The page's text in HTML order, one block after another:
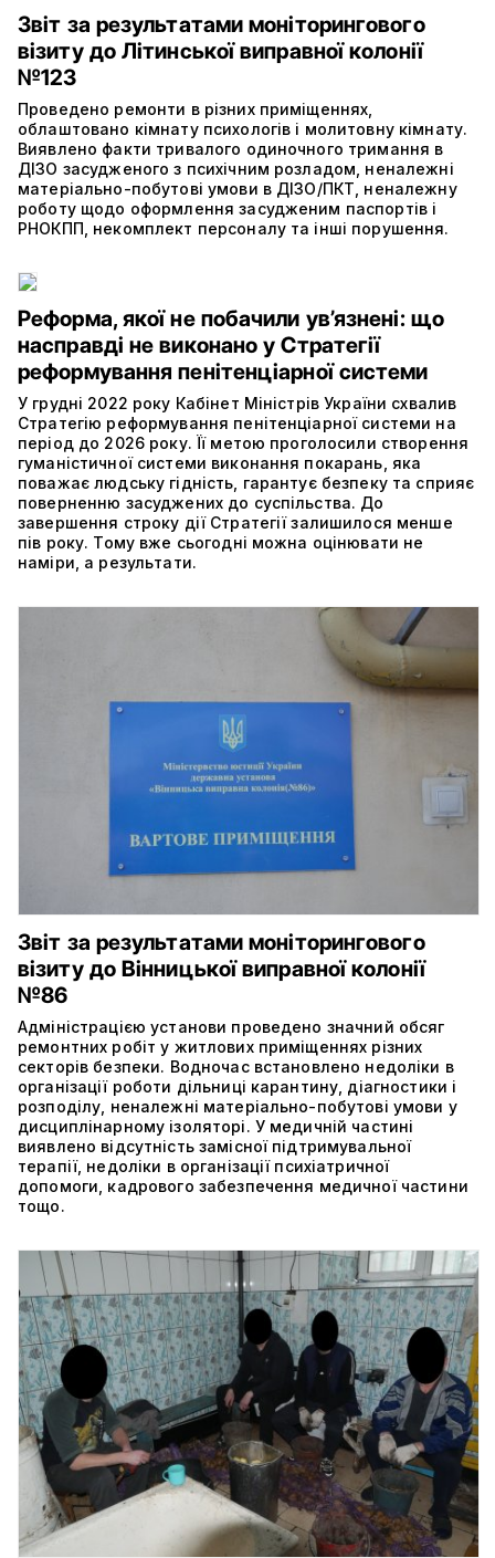
Звіт за результатами моніторингового
візиту до Літинської виправної колонії
№123
Проведено ремонти в різних приміщеннях,
облаштовано кімнату психологів і молитовну кімнату.
Виявлено факти тривалого одиночного тримання в
ДІЗО засудженого з психічним розладом, неналежні
матеріально-побутові умови в ДІЗО/ПКТ, неналежну
роботу щодо оформлення засудженим паспортів і
РНОКПП, некомплект персоналу та інші порушення.
Реформа, якої не побачили ув’язнені: що
насправді не виконано у Стратегії
реформування пенітенціарної системи
У грудні 2022 року Кабінет Міністрів України схвалив
Стратегію реформування пенітенціарної системи на
період до 2026 року. Її метою проголосили створення
гуманістичної системи виконання покарань, яка
поважає людську гідність, гарантує безпеку та сприяє
поверненню засуджених до суспільства. До
завершення строку дії Стратегії залишилося менше
пів року. Тому вже сьогодні можна оцінювати не
наміри, а результати.
Звіт за результатами моніторингового
візиту до Вінницької виправної колонії
№86
Адміністрацією установи проведено значний обсяг
ремонтних робіт у житлових приміщеннях різних
секторів безпеки. Водночас встановлено недоліки в
організації роботи дільниці карантину, діагностики і
розподілу, неналежні матеріально-побутові умови у
дисциплінарному ізоляторі. У медичній частині
виявлено відсутність замісної підтримувальної
терапії, недоліки в організації психіатричної
допомоги, кадрового забезпечення медичної частини
тощо.